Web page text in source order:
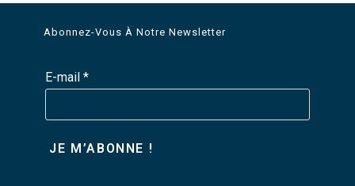
Abonnez-Vous À Notre Newsletter
E-mail*